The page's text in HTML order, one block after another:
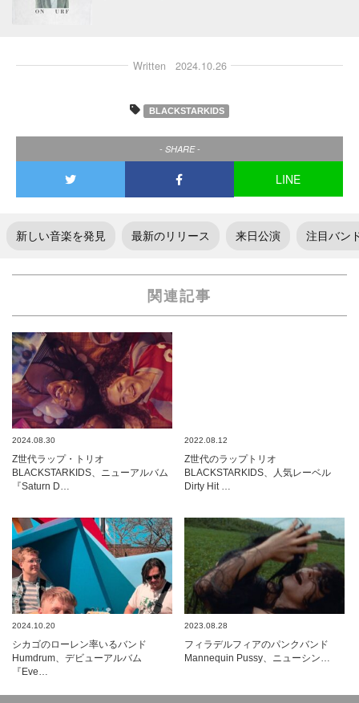
Written 2024.10.26
BLACKSTARKIDS
- SHARE -
LINE
新しい音楽を発見 最新のリリース 来日公演 注目バン
関連記事
2024.08.30
Z世代ラップ・トリオ
BLACKSTARKIDS、ニューアルバム
『Saturn D…
2022.08.12
Z世代のラップトリオ
BLACKSTARKIDS、人気レーベル
Dirty Hit …
2024.10.20
シカゴのローレン率いるバンド
Humdrum、デビューアルバム
『Eve…
2023.08.28
フィラデルフィアのパンクバンド
Mannequin Pussy、ニューシン…